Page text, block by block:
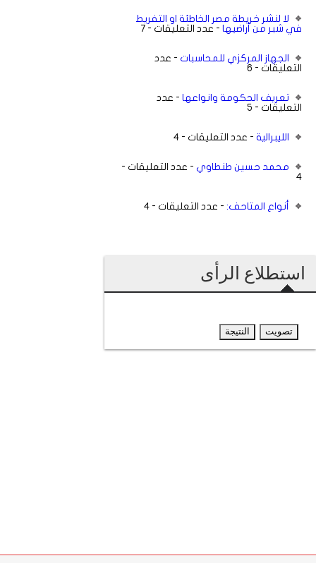
لا لنشر خريطة مصر الخاطئة او التفريط
في شبر من أراضيها - عدد التعليقات - 7
الجهاز المركزي للمحاسبات - عدد
التعليقات - 6
تعريف الحكومة وانواعها - عدد
التعليقات - 5
الليبرالية - عدد التعليقات - 4
محمد حسين طنطاوي - عدد التعليقات -
4
أنواع المتاحف: - عدد التعليقات - 4
استطلاع الرأى